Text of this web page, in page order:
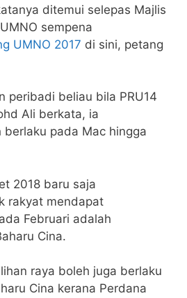
ditemui selepas Majlis
sempena
UMNO 2017 di sini, petang
peribadi beliau bila PRU14
Ali berkata, ia
berlaku pada Mac hingga
2018 baru saja
rakyat mendapat
Februari adalah
Cina.
raya boleh juga berlaku
Cina kerana Perdana